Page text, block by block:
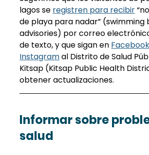
lagos se registren para recibir
de playa para nadar” (swimming
advisories) por correo
de texto, y que sigan en
Instagram al Distrito de Salud
Kitsap (Kitsap Public Health
obtener actualizaciones.
Informar sobre
salud